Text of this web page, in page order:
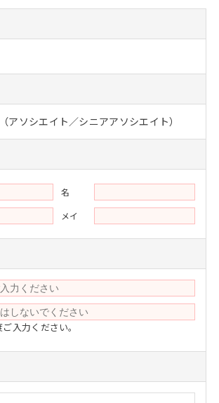
おわり
覧
集
コツ
ー
ミナー
アソシエイト／シニアアソシエイト）
名
メイ
入力ください。